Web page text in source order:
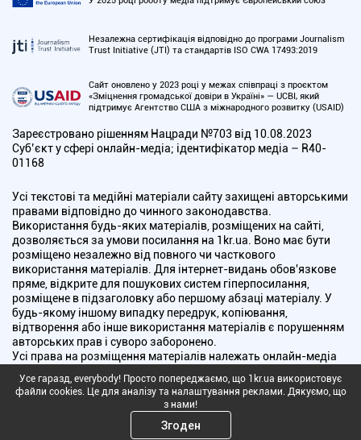
Незалежна сертифікація відповідно до програми Journalism
Trust Initiative (JTI) та стандартів ISO CWA 17493:2019
Сайт оновлено у 2023 році у межах співпраці з проєктом
«Зміцнення громадської довіри в Україні» — UCBI, який
підтримує Агентство США з міжнародного розвитку (USAID)
Зареєстровано рішенням Нацради №703 від 10.08.2023
Cуб’єкт у сфері онлайн-медіа; ідентифікатор медіа – R40-
01168
Усі текстові та медійні матеріали сайту захищені авторськими
правами відповідно до чинного законодавства.
Використання будь-яких матеріалів, розміщених на сайті,
дозволяється за умови посилання на 1kr.ua. Воно має бути
розміщено незалежно від повного чи часткового
використання матеріалів. Для інтернет-видань обов'язкове
пряме, відкрите для пошукових систем гіперпосилання,
розміщене в підзаголовку або першому абзаці матеріалу. У
будь-якому іншому випадку передрук, копіювання,
відтворення або інше використання матеріалів є порушенням
авторських прав і суворо заборонено.
Усі права на розміщення матеріалів належать онлайн-медіа
радою України з питань телебачення і радіомовлення.
Copyright © 2010 - 2026 Всі права захищені
Усе гаразд, everybody! Просто попереджаємо, що 1kr.ua використовує
файли cookies. Це для аналізу та налаштування реклами. Дякуємо, що
з нами!
Згоден